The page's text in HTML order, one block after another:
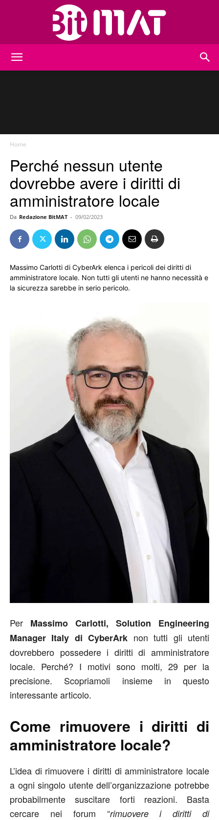
Home
Perché nessun utente
dovrebbe avere i diritti di
amministratore locale
Da Redazione BitMAT - 09/02/2023
Massimo Carlotti di CyberArk elenca i pericoli dei diritti di
amministratore locale. Non tutti gli utenti ne hanno necessità e
la sicurezza sarebbe in serio pericolo.
Per Massimo Carlotti, Solution Engineering
Manager Italy di CyberArk non tutti gli utenti
dovrebbero possedere i diritti di amministratore
locale. Perché? I motivi sono molti, 29 per la
precisione. Scopriamoli insieme in questo
interessante articolo.
Come rimuovere i diritti di
amministratore locale?
L’idea di rimuovere i diritti di amministratore locale
a ogni singolo utente dell’organizzazione potrebbe
probabilmente suscitare forti reazioni. Basta
cercare nei forum “rimuovere i diritti di